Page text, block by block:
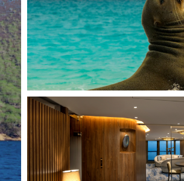
Kontakt
Vyhledat plavbu